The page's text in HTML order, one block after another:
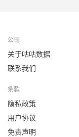
公司
关于咕咕数据
联系我们
条款
隐私政策
用户协议
免责声明